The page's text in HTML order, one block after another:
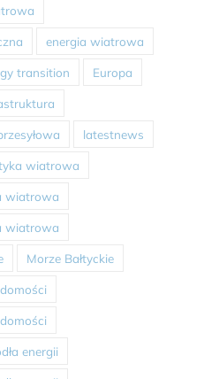
energia wiatrowa
transition Europa
latestnews
wiatrowa
wiatrowa
wiatrowa
Morze Bałtyckie
energii